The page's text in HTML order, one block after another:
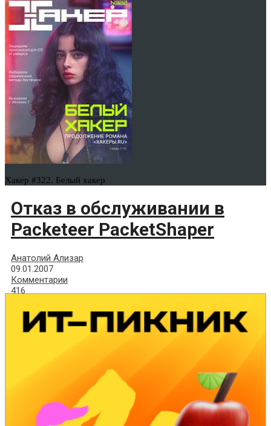
Хакер #322. Белый хакер
Отказ в обслуживании в
Packeteer PacketShaper
Анатолий Ализар
09.01.2007
Комментарии
416